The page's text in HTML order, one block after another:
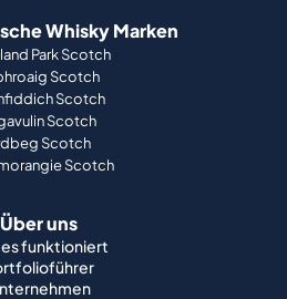
Whisky Marken
Park Scotch
Scotch
Scotch
Scotch
Scotch
Scotch
Über uns
funktioniert